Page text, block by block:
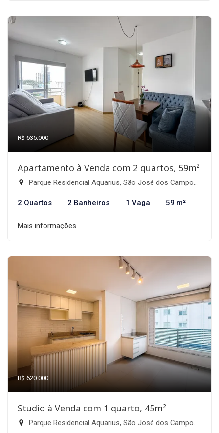
R$ 635.000
Apartamento à Venda com 2 quartos, 59m²
Parque Residencial Aquarius, São José dos Campos-SP
2 Quartos 2 Banheiros 1 Vaga 59 m²
Mais informações
R$ 620.000
Studio à Venda com 1 quarto, 45m²
Parque Residencial Aquarius, São José dos Campos-SP